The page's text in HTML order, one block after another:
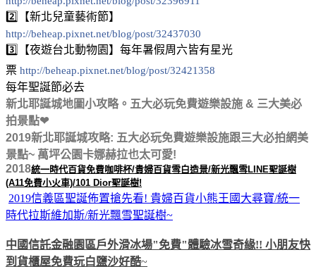
2️⃣【新北兒童藝術節】
http://beheap.pixnet.net/blog/post/32437030
3️⃣【夜遊台北動物園】每年暑假周六皆有星光
票 http://beheap.pixnet.net/blog/post/32421358
每年聖誕節必去
新北耶誕城地圖小攻略。五大必玩免費遊樂設施 & 三大美必
拍景點❤
2019新北耶誕城攻略: 五大必玩免費遊樂設施跟三大必拍網美
景點~ 萬坪公園卡娜赫拉也太可愛!
2018統一時代百貨免費咖啡杯/貴婦百貨雪白造景/新光飄雪LINE聖誕樹
(A11免費小火車)/101 Dior聖誕樹!
2019信義區聖誕佈置搶先看! 貴婦百貨小熊王國大尋寶/統一
時代拉斯維加斯/新光飄雪聖誕樹~
中國信託金融園區戶外滑冰場"免費"體驗冰雪奇緣!! 小朋友快
到貨櫃屋免費玩白鹽沙好酷~